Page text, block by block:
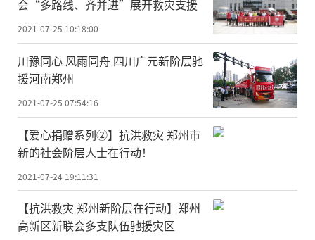
会“多路线、齐并进”展开救灾支援
2021-07-25 10:18:00
川豫同心 风雨同舟 四川广元新阶层驰
援河南郑州
2021-07-25 07:54:16
【爱心捐赠系列②】抗洪救灾 郑州市
新的社会阶层人士在行动！
2021-07-24 19:11:31
【抗洪救灾 郑州新阶层在行动】郑州
高新区新联会多支队伍驰援灾区